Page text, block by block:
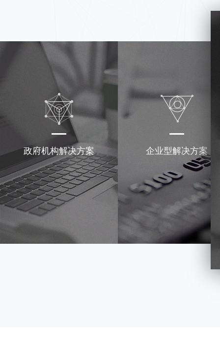
政府机构解决方案 企业型解决方案